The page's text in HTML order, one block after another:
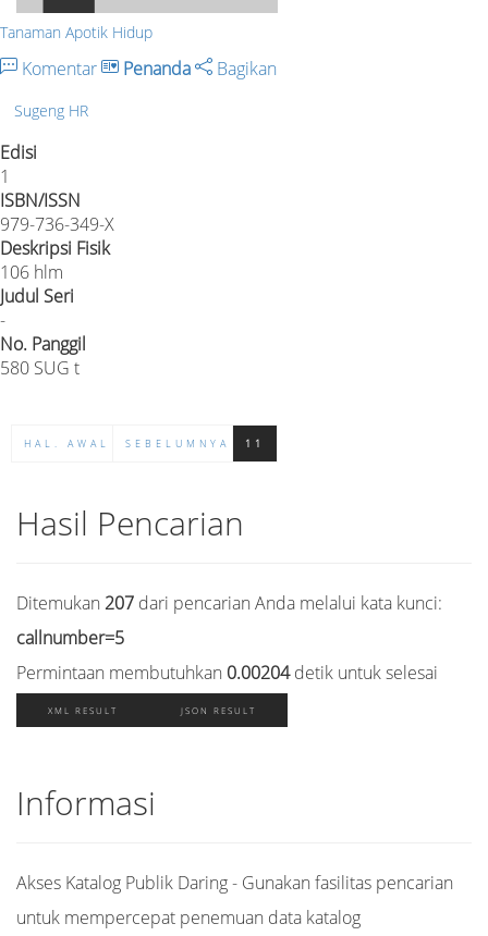
Tanaman Apotik Hidup
Komentar Penanda Bagikan
Sugeng HR
Edisi
1
ISBN/ISSN
979-736-349-X
Deskripsi Fisik
106 hlm
Judul Seri
-
No. Panggil
580 SUG t
HAL. AWAL SEBELUMNYA 11
Hasil Pencarian
Ditemukan 207 dari pencarian Anda melalui kata kunci:
callnumber=5
Permintaan membutuhkan 0.00204detik untuk selesai
XML RESULT JSON RESULT
Informasi
Akses Katalog Publik Daring - Gunakan fasilitas pencarian
untuk mempercepat penemuan data katalog